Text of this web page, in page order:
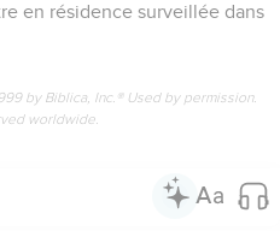
en résidence surveillée dans
by Biblica, Inc.® Used by permission.
worldwide.